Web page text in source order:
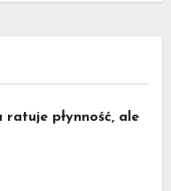
ratuje płynność, ale